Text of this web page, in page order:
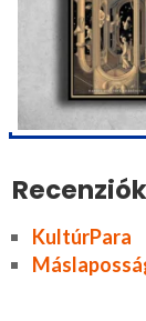
Recenziók
KultúrPara